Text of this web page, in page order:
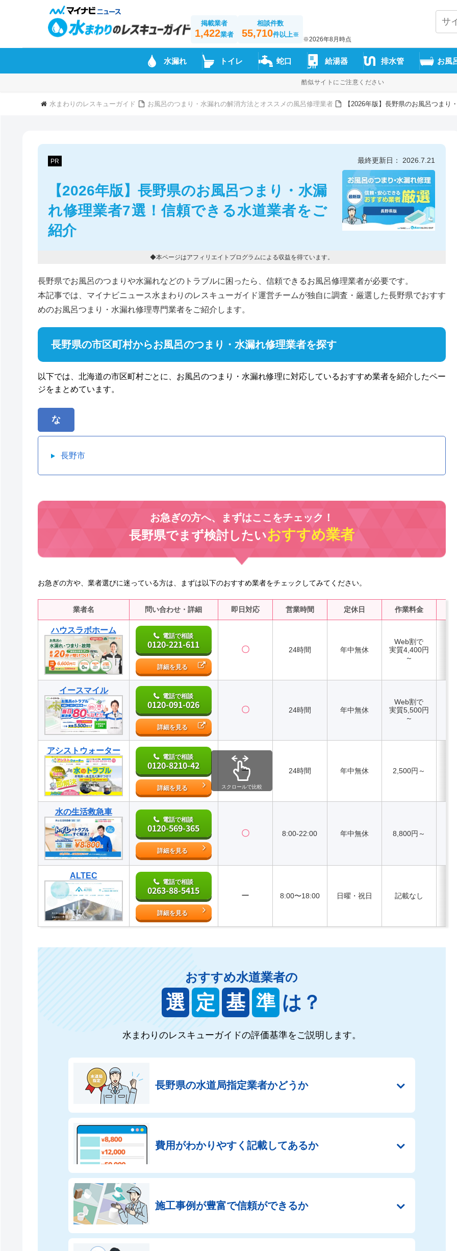
掲載業者
1,422業者
相談件数
55,710件以上※
※2026年8月時点
水漏れ トイレ 蛇口 給湯器 排水管 お風
酷似サイトにご注意ください
水まわりのレスキューガイド お風呂のつまり・水漏れの解消方法とオススメの風呂修理業者 【2026年版】長野県のお風呂つま
PR
【2026年版】長野県のお風呂つまり・水漏
れ修理業者7選！信頼できる水道業者をご
紹介
最終更新日： 2026.7.21
◆本ページはアフィリエイトプログラムによる収益を得ています。
長野県でお風呂のつまりや水漏れなどのトラブルに困ったら、信頼できるお風呂修理業者が必要です。
本記事では、マイナビニュース水まわりのレスキューガイド運営チームが独自に調査・厳選した長野県でおすす
めのお風呂つまり・水漏れ修理専門業者をご紹介します。
長野県の市区町村からお風呂のつまり・水漏れ修理業者を探す
以下では、北海道の市区町村ごとに、お風呂のつまり・水漏れ修理に対応しているおすすめ業者を紹介したペー
ジをまとめています。
な
長野市
お急ぎの方へ、まずはここをチェック！
長野県でまず検討したいおすすめ業者
お急ぎの方や、業者選びに迷っている方は、まずは以下のおすすめ業者をチェックしてみてください。
業者名 問い合わせ・詳細 即日対応 営業時間 定休日 作業料金
ハウスラボホーム
電話で相談
0120-221-611
詳細を見る
〇 24時間 年中無休
Web割で
実質4,400円
～
イースマイル
電話で相談
0120-091-026
詳細を見る
〇 24時間 年中無休
Web割で
実質5,500円
～
アシストウォーター
電話で相談
0120-8210-42
詳細を見る
ー 24時間 年中無休 2,500円～
水の生活救急車
電話で相談
0120-569-365
詳細を見る
〇 8:00-22:00 年中無休 8,800円～
ALTEC
電話で相談
0263-88-5415
詳細を見る
ー 8:00〜18:00 日曜・祝日 記載なし
スクロールで比較
おすすめ水道業者の
選 定 基 準 は？
水まわりのレスキューガイドの評価基準をご説明します。
長野県の水道局指定業者かどうか
費用がわかりやすく 記載してあるか
施工事例が豊富で信頼ができるか